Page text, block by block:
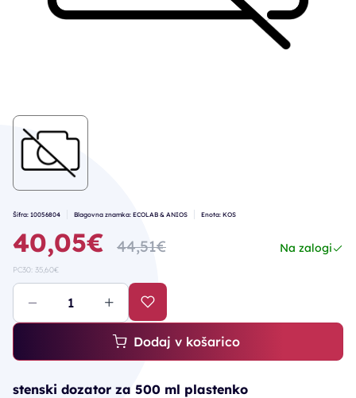
Šifra: 10056804 Blagovna znamka: ECOLAB & ANIOS Enota: KOS
40,05€ 44,51€ Na zalogi
PC30: 35,60€
Dodaj v košarico
stenski dozator za 500 ml plastenko